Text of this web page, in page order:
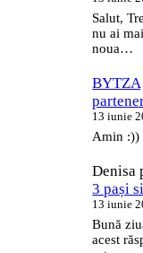
Salut,
nu ai
noua…
BYTZA
13 iunie
Amin :))
Denisa
3 pași
13 iunie
Bună
acest